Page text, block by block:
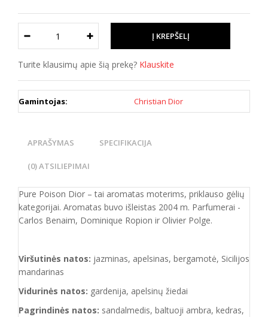
Turite klausimų apie šią prekę? Klauskite
Gamintojas: Christian Dior
APRAŠYMAS SPECIFIKACIJA
(0) ATSILIEPIMAI
Pure Poison Dior – tai aromatas moterims, priklauso gėlių
kategorijai. Aromatas buvo išleistas 2004 m. Parfumerai -
Carlos Benaim, Dominique Ropion ir Olivier Polge.
Viršutinės natos: jazminas, apelsinas, bergamotė, Sicilijos
mandarinas
Vidurinės natos: gardenija, apelsinų žiedai
Pagrindinės natos: sandalmedis, baltuoji ambra, kedras,